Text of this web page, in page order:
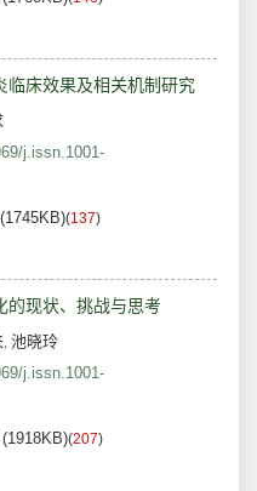
临床效果及相关机制研究
j.issn.1001-
(137)
的现状、挑战与思考
, 池晓玲
j.issn.1001-
(1918KB)(207)